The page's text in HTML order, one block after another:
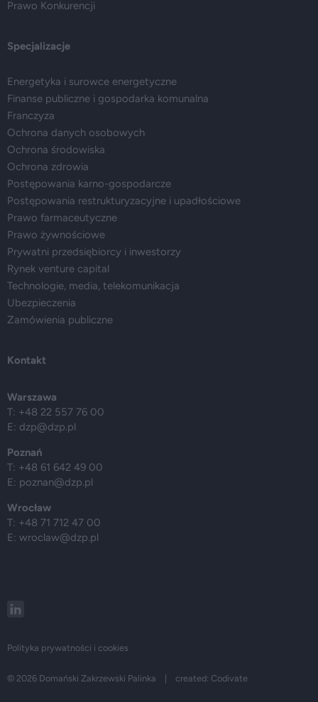
Prawo Konkurencji
Specjalizacje
Energetyka i surowce energetyczne
Finanse publiczne i gospodarka komunalna
Franczyza
Ochrona danych osobowych
Ochrona środowiska
Ochrona zdrowia
Postępowania karno-gospodarcze
Postępowania restrukturyzacyjne i upadłościowe
Prawo farmaceutyczne
Prawo żywnościowe
Prywatni przedsiębiorcy i inwestorzy
Rynek venture capital
Technologie, media, telekomunikacja
Ubezpieczenia
Zamówienia publiczne
Kontakt
Warszawa
T: +48 22 557 76 00
E: dzp@dzp.pl
Poznań
T: +48 61 642 49 00
E: poznan@dzp.pl
Wrocław
T: +48 71 712 47 00
E: wroclaw@dzp.pl
Polityka prywatności i cookies
© 2026 Domański Zakrzewski Palinka | created: Codivate